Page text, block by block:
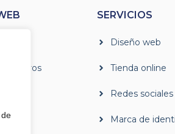
nosotros
SERVICIOS
Diseño web
Tienda online
Redes sociales
Marca de